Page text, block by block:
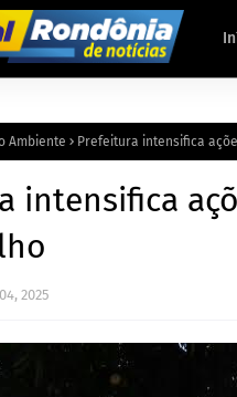
Ambiente Prefeitura intensifica
intensifica
2025